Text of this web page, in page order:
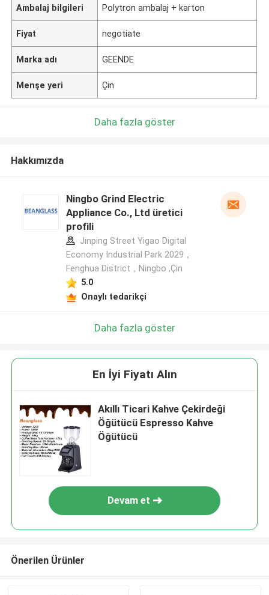
Ambalaj bilgileri Polytron ambalaj + karton
Fiyat negotiate
Marka adı GEENDE
Menşe yeri Çin
Daha fazla göster
Hakkımızda
Ningbo Grind Electric
Appliance Co., Ltd üretici
profili
Jinping Street Yigao Digital
Economy Industrial Park 2029，
Fenghua District，Ningbo ,Çin
5.0
Onaylı tedarikçi
Daha fazla göster
En İyi Fiyatı Alın
Akıllı Ticari Kahve Çekirdeği
Öğütücü Espresso Kahve
Öğütücü
Devam et
Önerilen Ürünler